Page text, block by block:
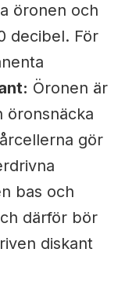
öronen och
decibel. För
Öronen är
öronsnäcka
gör
bas och
därför bör
diskant